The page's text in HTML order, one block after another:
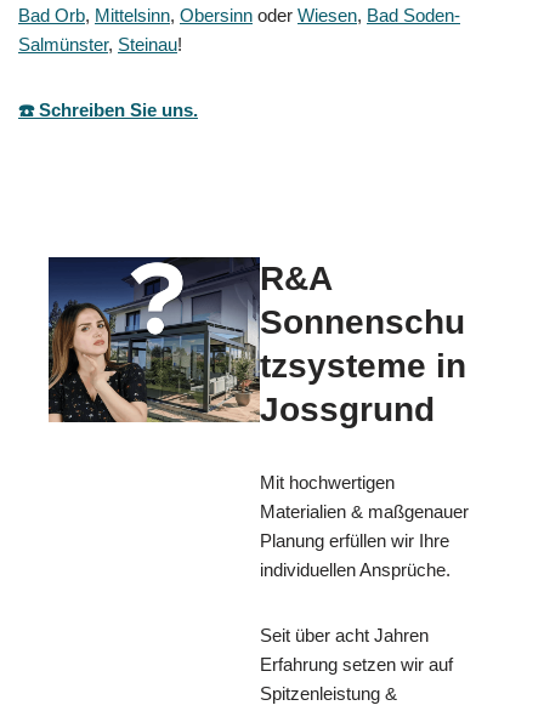
Bad Orb, Mittelsinn, Obersinn oder Wiesen, Bad Soden-
Salmünster, Steinau!
☎️ Schreiben Sie uns.
R&A
Sonnenschu
tzsysteme in
Jossgrund
Mit hochwertigen
Materialien & maßgenauer
Planung erfüllen wir Ihre
individuellen Ansprüche.
Seit über acht Jahren
Erfahrung setzen wir auf
Spitzenleistung &